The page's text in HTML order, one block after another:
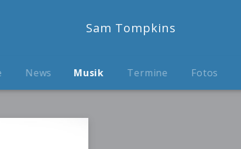
Sam Tompkins
News Musik Termine Fotos